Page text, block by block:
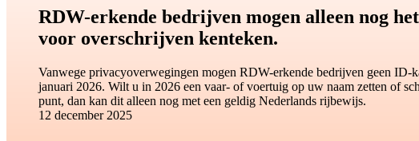
RDW-erkende bedrijven mogen alleen nog
voor overschrijven kenteken.
Vanwege privacyoverwegingen mogen RDW-erkende bedrijven geen ID-
januari 2026. Wilt u in 2026 een vaar- of voertuig op uw naam zetten of
punt, dan kan dit alleen nog met een geldig Nederlands rijbewijs.
12 december 2025